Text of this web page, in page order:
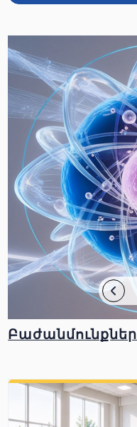
Բաժանմունքներ